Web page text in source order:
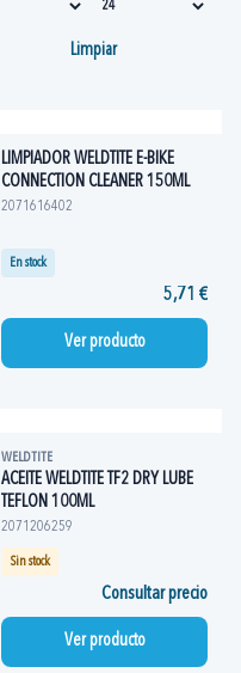
Limpiar
LIMPIADOR WELDTITE E-BIKE
CONNECTION CLEANER 150ML
2071616402
En stock
5,71 €
Ver producto
WELDTITE
ACEITE WELDTITE TF2 DRY LUBE
TEFLON 100ML
2071206259
Sin stock
Consultar precio
Ver producto